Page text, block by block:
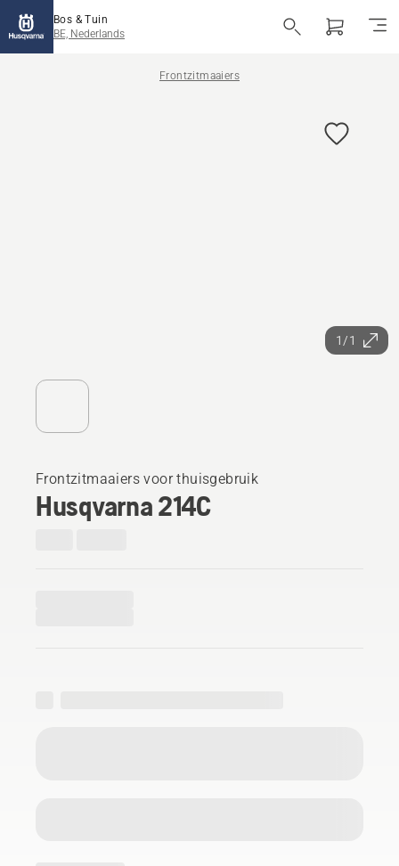
Bos & Tuin
BE, Nederlands
Frontzitmaaiers
1/1
Frontzitmaaiers voor thuisgebruik
Husqvarna 214C